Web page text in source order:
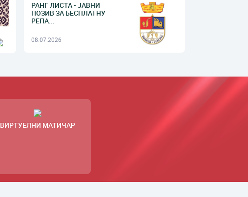
РАНГ ЛИСТА - ЈАВНИ
ПОЗИВ ЗА БЕСПЛАТНУ
РЕПА...
08.07.2026
ВИРТУЕЛНИ МАТИЧАР